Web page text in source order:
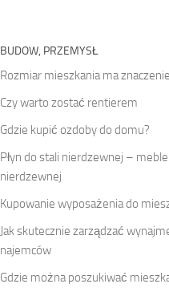
BUDOW, PRZEMYSŁ
Rozmiar mieszkania ma znaczenie
Czy warto zostać rentierem
Gdzie kupić ozdoby do domu?
Płyn do stali nierdzewnej –
nierdzewnej
Kupowanie wyposażenia do
Jak skutecznie zarządzać
najemców
Gdzie można poszukiwać